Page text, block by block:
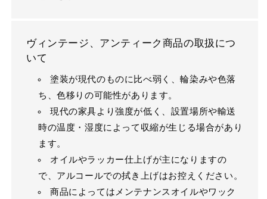
ヴィンテージ、アンティーク商品の取扱につ
いて
塗装が現代のものに比べ弱く、輪染みや色落
ち、色移りの可能性があります。
現代の家具より強度が低く、設置場所や輸送
時の温度・湿度によって収縮が生じる場合があり
ます。
オイルやラッカー仕上げが主になりますの
で、アルコールでの拭き上げはお控えください。
商品によってはメンテナンスオイルやワック